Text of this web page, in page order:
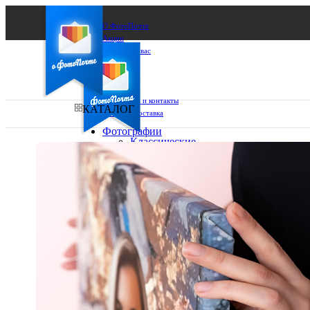
О ФотоПочте
Акции
Сделаем за вас
Бизнесу
FAQ
Франшиза
Поддержка и контакты
Оплата и доставка
Ваш город:
Ваш регион доставки
Выберите из списка:
КАТАЛОГ
Фотографии
Классические
10х15
13х18
15х15
15х20
20х20
20х30
30х30
30х40
А4
Фото